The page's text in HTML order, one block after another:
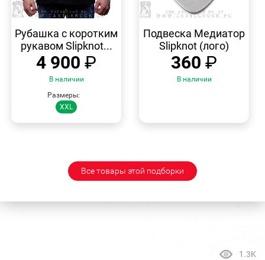
ПРОСМОТР
Рубашка с коротким
рукавом Slipknot...
4 900 ₽
В наличии
Размеры:
XXL
ПРОСМОТР
Подвеска Медиатор
Slipknot (лого)
360 ₽
В наличии
Все товары этой подборки
1.3K